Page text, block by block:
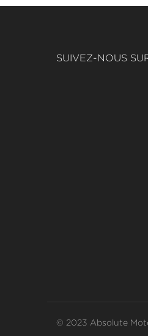
SUIVEZ-NOUS
© 2023 Absolute